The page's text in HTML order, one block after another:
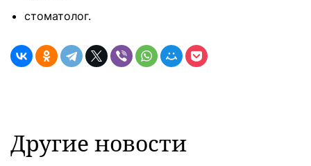
стоматолог.
Другие новости